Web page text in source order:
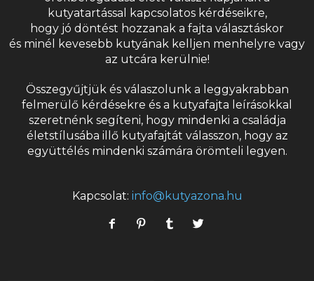
kutyatartással kapcsolatos kérdéseikre,
hogy jó döntést hozzanak a fajta választáskor
és minél kevesebb kutyának kelljen menhelyre vagy
az utcára kerülnie!
Összegyűjtjük és válaszolunk a leggyakrabban
felmerülő kérdésekre és a kutyafajta leírásokkal
szeretnénk segíteni, hogy mindenki a családja
életstílusába illő kutyafajtát válasszon, hogy az
együttélés mindenki számára örömteli legyen.
Kapcsolat: info@kutyazona.hu